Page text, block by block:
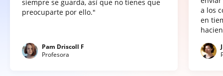
siempre se guarda, así que no tienes que
preocuparte por ello."
Pam Driscoll F
Profesora
a los
en